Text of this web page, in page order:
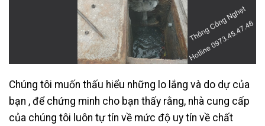
Chúng tôi muốn thấu hiểu những lo lắng và do dự của
bạn , để chứng minh cho bạn thấy rằng, nhà cung cấp
của chúng tôi luôn tự tín về mức độ uy tín về chất